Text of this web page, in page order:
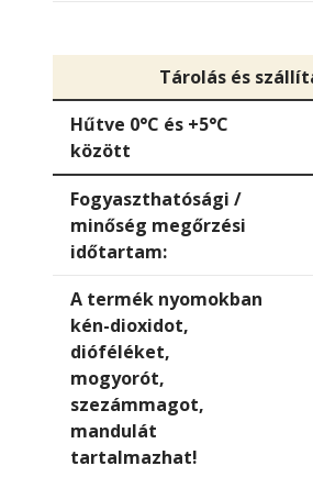
Tárolás és
Hűtve 0°C és +5°C
között
Fogyaszthatósági /
minőség megőrzési
időtartam:
A termék nyomokban
kén-dioxidot,
dióféléket,
mogyorót,
szezámmagot,
mandulát
tartalmazhat!